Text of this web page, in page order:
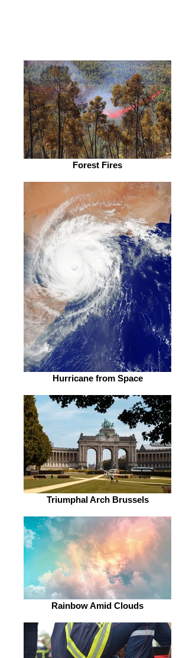
Forest Fires
Hurricane from Space
Triumphal Arch Brussels
Rainbow Amid Clouds